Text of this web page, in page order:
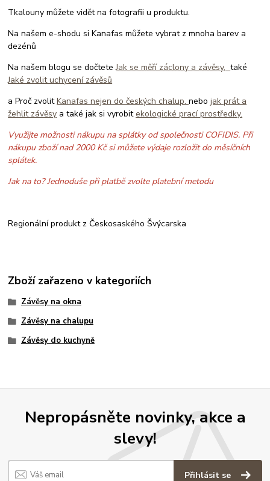
Tkalouny můžete vidět na fotografii u produktu.
Na našem e-shodu si Kanafas můžete vybrat z mnoha barev a
dezénů
Na našem blogu se dočteteJak se měří záclony a závěsy,také
Jaké zvolit uchycení závěsů
a Proč zvolitKanafas nejen do českých chalup.nebojak prát a
žehlit závěsy a také jak si vyrobitekologické prací prostředky.
Využijte možnosti nákupu na splátky od společnosti COFIDIS. Při
nákupu zboží nad 2000 Kč si můžete výdaje rozložit do měsíčních
splátek.
Jak na to? Jednoduše při platbě zvolte platební metodu
Regionální produkt z Českosaského Švýcarska
Zboží zařazeno v kategoriích
Závěsy na okna
Závěsy na chalupu
Závěsy do kuchyně
Nepropásněte novinky, akce a
slevy!
Přihlásit se